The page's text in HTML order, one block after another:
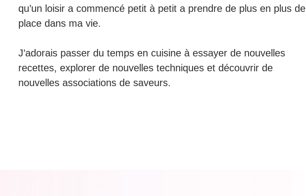
qu’un loisir a commencé petit à petit a prendre de plus en plus de
place dans ma vie.
J’adorais passer du temps en cuisine à essayer de nouvelles
recettes, explorer de nouvelles techniques et découvrir de
nouvelles associations de saveurs.